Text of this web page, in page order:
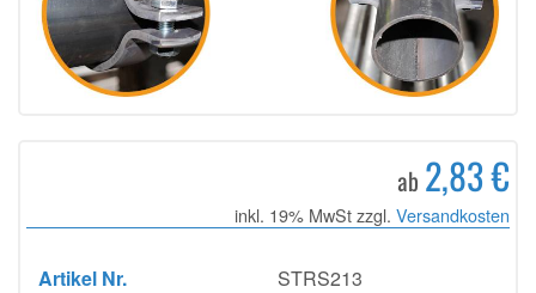
ab 2,83 €
inkl. 19% MwSt zzgl. Versandkosten
Artikel Nr.
STRS213